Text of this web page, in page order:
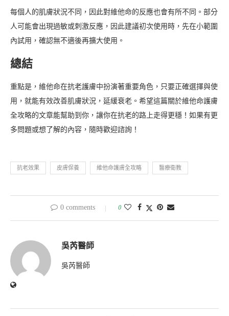
每個人的肌膚狀況不同，因此對維他命的反應也會有所不同。部分
人可能會出現過敏或刺激反應，因此建議初次使用時，先在小範圍
內試用，確認無不適後再擴大使用。
總結
重點是，維他命在抗老護膚中扮演著重要角色，只要正確選擇與使
用，就能有效改善肌膚狀況，延緩衰老。希望這篇關於維他命護膚
全攻略的文章能幫助到你，讓你在抗老的路上走得更穩！如果有更
多問題或想了解的內容，隨時歡迎諮詢！
抗老效果 皮膚保養 維他命護膚全攻略 醫療衛教
0 comments 0
吳芮醫師
吳芮醫師